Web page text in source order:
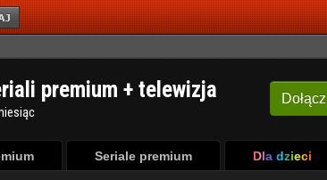
Dołącz
premium + telewizja
Seriale premium Dla dzieci